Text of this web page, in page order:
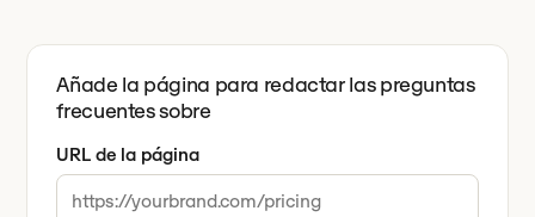
Añade la página para redactar las preguntas
frecuentes sobre
URL de la página